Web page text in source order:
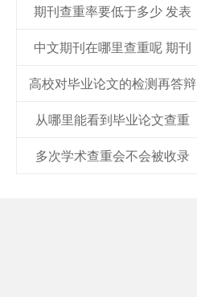
期刊查重率要低于多少 发表
中文期刊在哪里查重呢 期刊
高校对毕业论文的检测再答辩
从哪里能看到毕业论文查重
多次学术查重会不会被收录